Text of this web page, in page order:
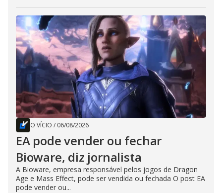
O VÍCIO / 06/08/2026
EA pode vender ou fechar
Bioware, diz jornalista
A Bioware, empresa responsável pelos jogos de Dragon
Age e Mass Effect, pode ser vendida ou fechada O post EA
pode vender ou...